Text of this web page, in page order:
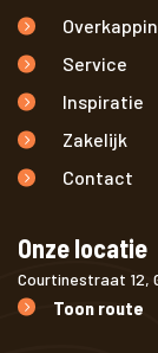
Service
Inspiratie
Zakelijk
Contact
Onze locatie
Courtinestraat 12,
Toon route